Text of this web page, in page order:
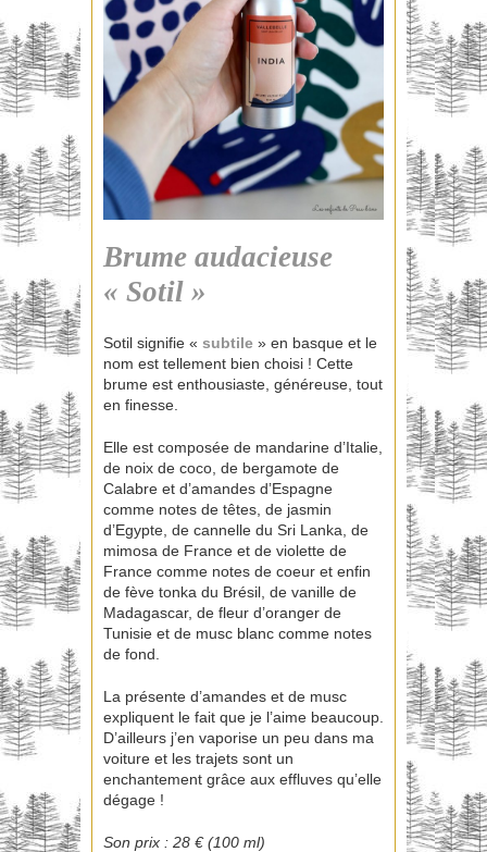
Brume audacieuse
« Sotil »
Sotil signifie « subtile » en basque et le
nom est tellement bien choisi ! Cette
brume est enthousiaste, généreuse, tout
en finesse.
Elle est composée de mandarine d’Italie,
de noix de coco, de bergamote de
Calabre et d’amandes d’Espagne
comme notes de têtes, de jasmin
d’Egypte, de cannelle du Sri Lanka, de
mimosa de France et de violette de
France comme notes de coeur et enfin
de fève tonka du Brésil, de vanille de
Madagascar, de fleur d’oranger de
Tunisie et de musc blanc comme notes
de fond.
La présente d’amandes et de musc
expliquent le fait que je l’aime beaucoup.
D’ailleurs j’en vaporise un peu dans ma
voiture et les trajets sont un
enchantement grâce aux effluves qu’elle
dégage !
Son prix : 28 € (100 ml)